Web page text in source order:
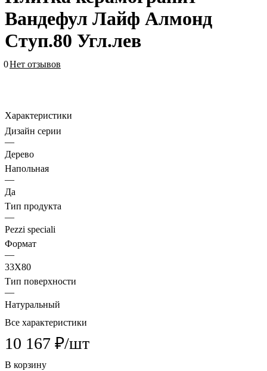
Вандефул Лайф Алмонд
Ступ.80 Угл.лев
0Нет отзывов
Характеристики
Дизайн серии
—
Дерево
Напольная
—
Да
Тип продукта
—
Pezzi speciali
Формат
—
33X80
Тип поверхности
—
Натуральный
Все характеристики
10 167 ₽/шт
В корзину